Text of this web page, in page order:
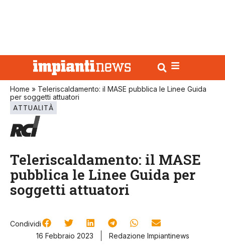
Home » Teleriscaldamento: il MASE pubblica le Linee Guida
per soggetti attuatori
ATTUALITÀ
Teleriscaldamento: il MASE
pubblica le Linee Guida per
soggetti attuatori
Condividi
16 Febbraio 2023
Redazione Impiantinews